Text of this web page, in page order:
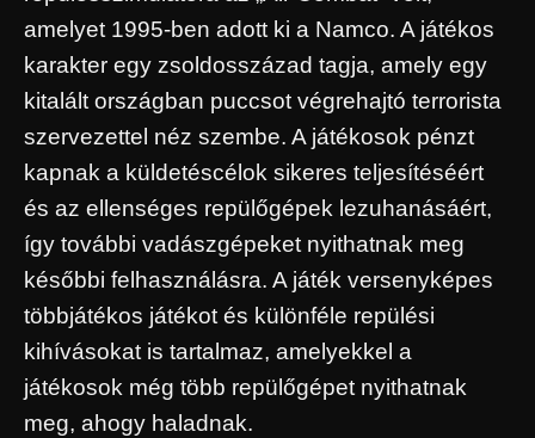
amelyet 1995-ben adott ki a Namco. A játékos
karakter egy zsoldosszázad tagja, amely egy
kitalált országban puccsot végrehajtó terrorista
szervezettel néz szembe. A játékosok pénzt
kapnak a küldetéscélok sikeres teljesítéséért
és az ellenséges repülőgépek lezuhanásáért,
így további vadászgépeket nyithatnak meg
későbbi felhasználásra. A játék versenyképes
többjátékos játékot és különféle repülési
kihívásokat is tartalmaz, amelyekkel a
játékosok még több repülőgépet nyithatnak
meg, ahogy haladnak.